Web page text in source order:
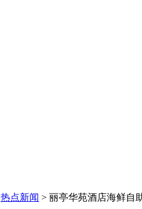
热点新闻 > 丽亭华苑酒店海鲜自